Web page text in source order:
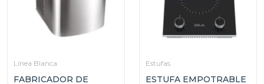
Línea Blanca
FABRICADOR DE
Estufas
ESTUFA EMPOTRABLE